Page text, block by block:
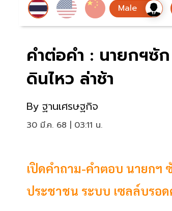
คำต่อคำ : นายกฯซั
ดินไหว ล่าช้า
By ฐานเศรษฐกิจ
30 มี.ค. 68 | 03:11 น.
เปิดคำถาม-คำตอบ นายกฯ
ประชาชน ระบบ เซลล์บรอด